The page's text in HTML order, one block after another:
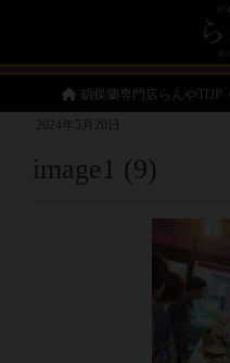
胡蝶蘭専門店らんやTOP
2024年5月20日
image1 (9)